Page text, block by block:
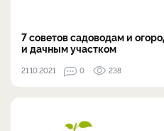
7 советов садоводам и
и дачным участком
21.10.2021 0 238